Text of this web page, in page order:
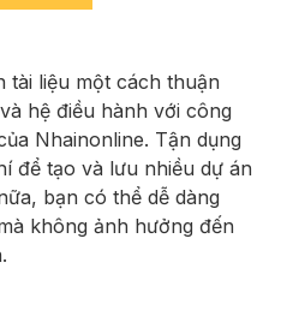
tài liệu một cách thuận
hệ điều hành với công
Nhainonline. Tận dụng
để tạo và lưu nhiều dự án
bạn có thể dễ dàng
không ảnh hưởng đến